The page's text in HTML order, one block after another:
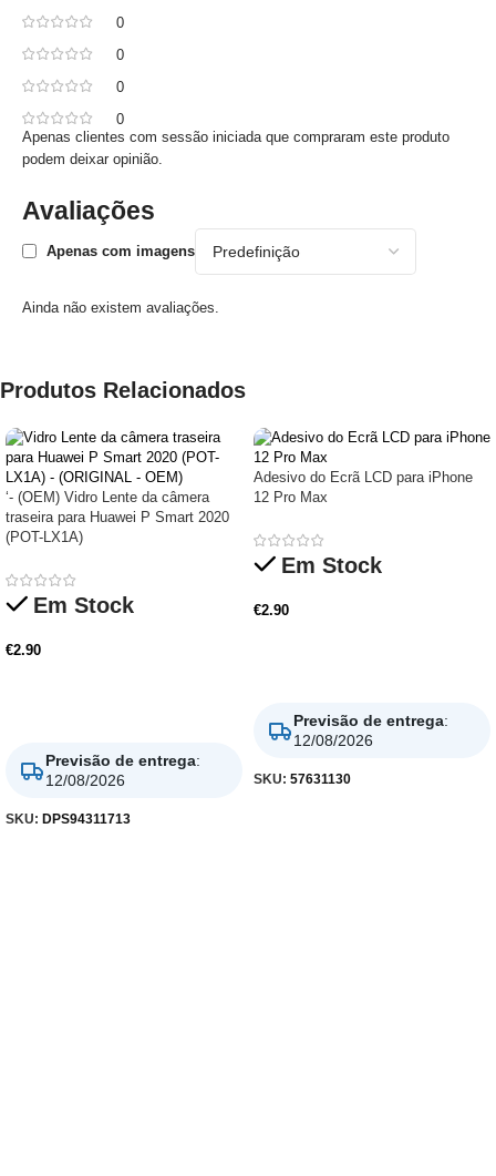
0
0
0
0
Avaliações
Apenas com imagens
Ainda não existem avaliações.
Apenas clientes com sessão iniciada que compraram este produto
podem deixar opinião.
Produtos Relacionados
‘- (OEM) Vidro Lente da câmera
traseira para Huawei P Smart 2020
(POT-LX1A)
Em Stock
€2.90
Previsão de entrega:
12/08/2026
SKU: DPS94311713
Adesivo do Ecrã LCD para iPhone
12 Pro Max
Em Stock
€2.90
Previsão de entrega:
12/08/2026
SKU: 57631130